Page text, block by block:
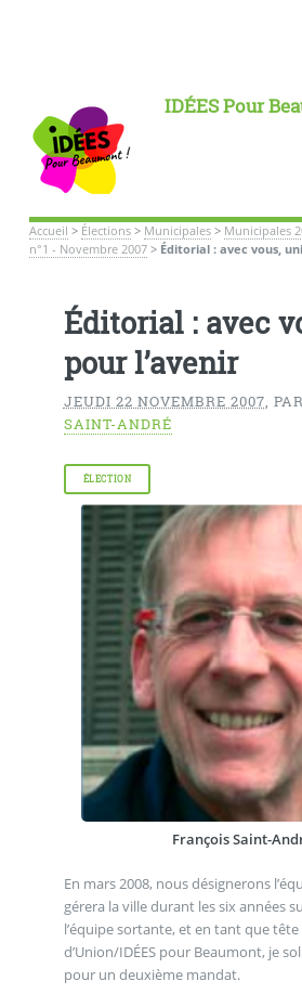
IDÉES Pour
Accueil > Élections> Municipales> Municipales
n°1 - Novembre 2007> Éditorial : avec vous,
Éditorial : avec
pour l’avenir
JEUDI 22 NOVEMBRE 2007, PAR
SAINT-ANDRÉ
ÉLECTION
François Saint-
En mars 2008, nous désignerons
gérera la ville durant les six années
l’équipe sortante, et en tant que tête
d’Union/IDÉES pour Beaumont, je
pour un deuxième mandat.